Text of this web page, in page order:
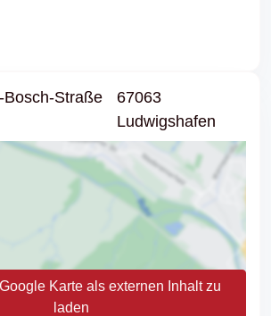
Bosch-Straße
67063
Ludwigshafen
Karte als externen Inhalt zu
laden